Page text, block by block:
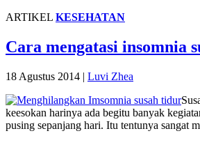
ARTIKEL KESEHATAN
Cara mengatasi insomnia
18 Agustus 2014 | Luvi Zhea
keesokan harinya ada begitu banyak
pusing sepanjang hari. Itu tentunya sangat